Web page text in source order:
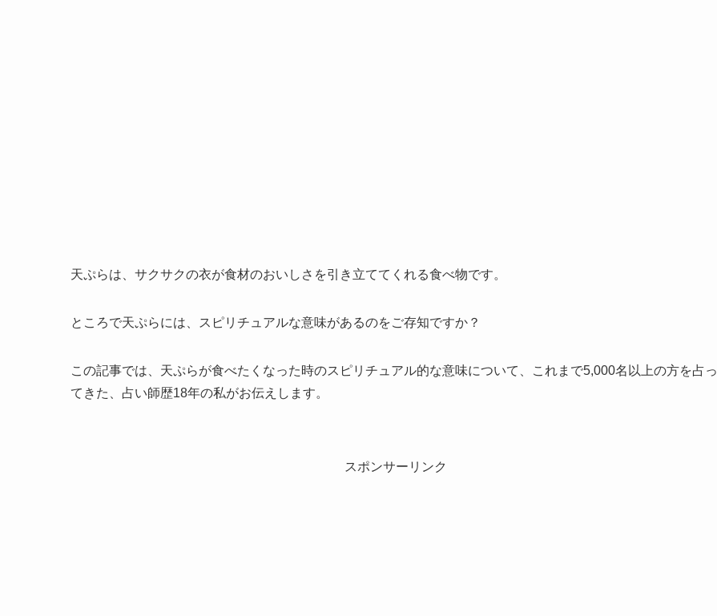
天ぷらは、サクサクの衣が食材のおいしさを引き立ててくれる食べ物です。
ところで天ぷらには、スピリチュアルな意味があるのをご存知ですか？
この記事では、天ぷらが食べたくなった時のスピリチュアル的な意味について、これまで5,000名以上の方を占っ
てきた、占い師歴18年の私がお伝えします。
スポンサーリンク